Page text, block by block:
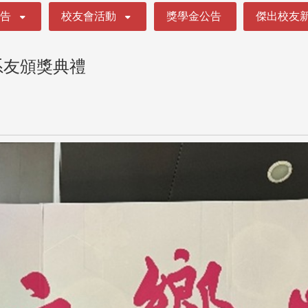
校友會活動 獎學金公告 傑出校友
頒獎典禮